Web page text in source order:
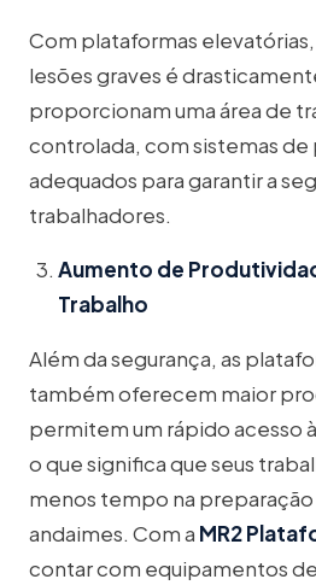
Com plataformas
lesões graves é
proporcionam uma área de
controlada, com sistemas
adequados para garantir a
trabalhadores.
Aumento de
Trabalho
Além da segurança, as
também oferecem maior
permitem um rápido acesso
o que significa que seus
menos tempo na
andaimes. Com a MR2
contar com equipamentos